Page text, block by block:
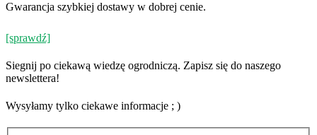
Gwarancja szybkiej dostawy w dobrej cenie.
[sprawdź]
Siegnij po ciekawą wiedzę ogrodniczą. Zapisz się do naszego
newslettera!
Wysyłamy tylko ciekawe informacje ; )